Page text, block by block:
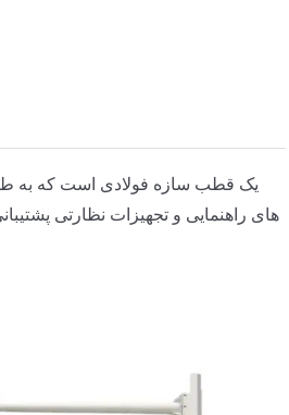
های راهنمایی و تجهیزات نظارتی